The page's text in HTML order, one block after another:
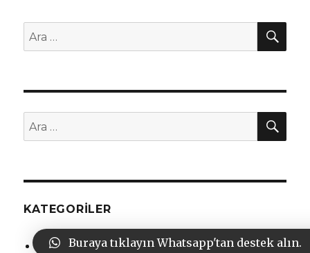
Ara:
Ara:
KATEGORILER
GenelBuraya tıklayın Whatsapp'tan destek alın.